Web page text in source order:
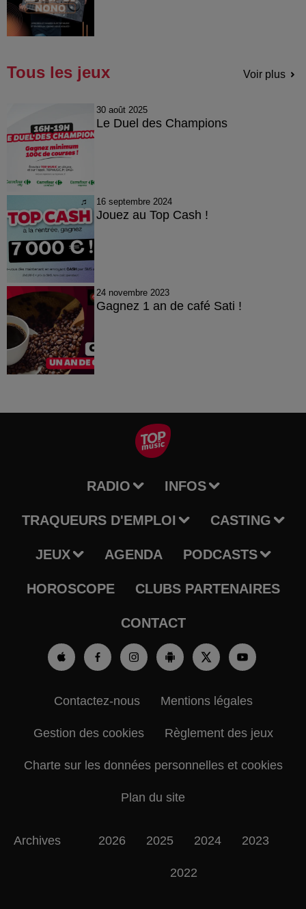
Tous les jeux Voir plus
30 août 2025
Le Duel des Champions
16 septembre 2024
Jouez au Top Cash !
24 novembre 2023
Gagnez 1 an de café Sati !
RADIO INFOS
TRAQUEURS D'EMPLOI CASTING
JEUX AGENDA PODCASTS
HOROSCOPE CLUBS PARTENAIRES
CONTACT
Contactez-nous Mentions légales
Gestion des cookies Règlement des jeux
Charte sur les données personnelles et cookies
Plan du site
Archives 2026 2025 2024 2023
2022